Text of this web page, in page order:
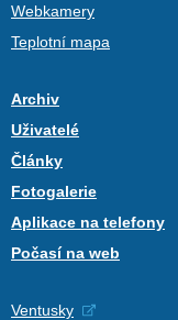
Webkamery
Teplotní mapa
Archiv
Uživatelé
Články
Fotogalerie
Aplikace na telefony
Počasí na web
Ventusky